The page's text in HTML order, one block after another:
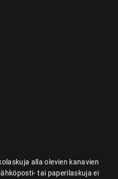
alla olevien kanavien
tai paperilaskuja ei